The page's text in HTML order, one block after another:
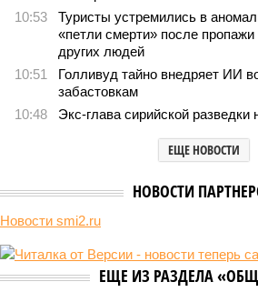
В нескольких станциях от уже
леса» пайщики ЖК «Станция Л»
компании Capital Group начала
В нескольких станциях от уже сданного
Пока в Ярославском районе СВАО
уже получают ключи – в мае 2026 года